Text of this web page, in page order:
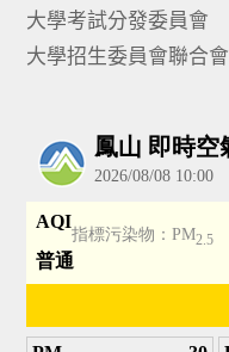
大學考試分發委員會
大學招生委員會聯合會